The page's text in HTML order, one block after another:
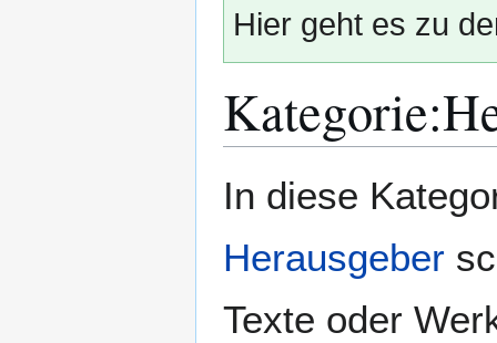
Hier geht es zu
Kategorie:
Navigation
Suche
In diese
Herausgeber
Texte oder